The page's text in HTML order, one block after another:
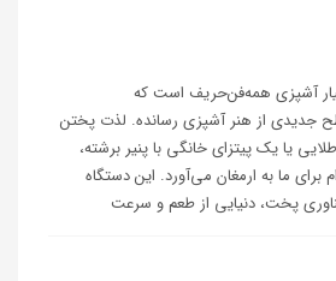
آشپزی همه‌فن‌حریف است که
جدیدی از هنر آشپزی رسانده. لذت پختن
یا یک پیتزای خانگی با پنیر برشته،
برای ما به ارمغان می‌آورد. این دستگاه
پخت، دنیایی از طعم و سرعت